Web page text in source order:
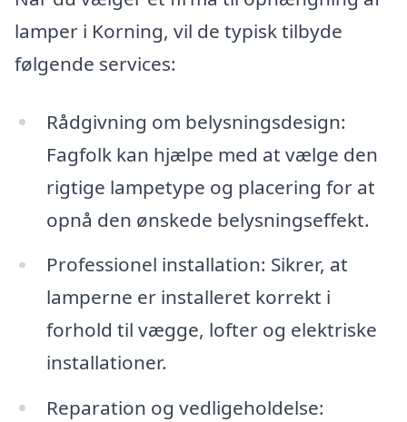
lamper i Korning, vil de typisk tilbyde
følgende services:
Rådgivning om belysningsdesign:
Fagfolk kan hjælpe med at vælge den
rigtige lampetype og placering for at
opnå den ønskede belysningseffekt.
Professionel installation: Sikrer, at
lamperne er installeret korrekt i
forhold til vægge, lofter og elektriske
installationer.
Reparation og vedligeholdelse: